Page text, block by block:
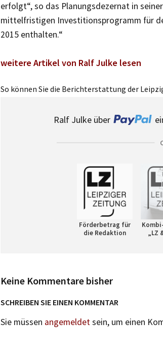
erfolgt“, so das Planungsdezernat in
mittelfristigen Investitionsprogramm für
2015 enthalten.“
weitere Artikel von Ralf Julke lesen
So können Sie die Berichterstattung der
Ralf Julke über
Förderbetrag für
die Redaktion
„LZ
Keine Kommentare bisher
SCHREIBEN SIE EINEN KOMMENTAR
Sie müssen angemeldetsein, um einen